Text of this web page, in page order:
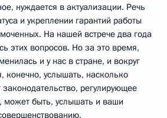
нуждается в актуализации. Речь
и укреплении гарантий работы
На нашей встрече два года
этих вопросов. Но за это время,
и у нас в стране, и вокруг
конечно, услышать, насколько
регулирующее
может быть, услышать и ваши